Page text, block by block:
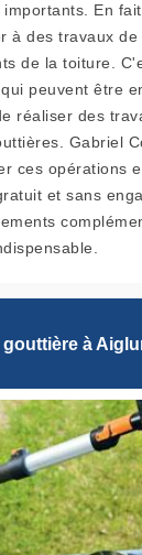
En
à des travaux de
de la toiture.
peuvent être
réaliser des
Gabriel
ces opérations
et sans
à